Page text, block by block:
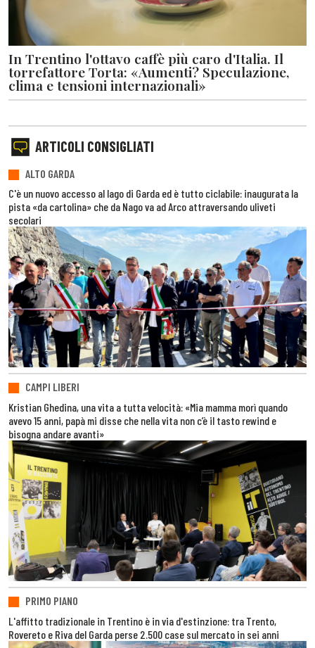
In Trentino l'ottavo caffè più caro d'Italia. Il
torrefattore Torta: «Aumenti? Speculazione,
clima e tensioni internazionali»
ARTICOLI CONSIGLIATI
ALTO GARDA
C'è un nuovo accesso al lago di Garda ed è tutto ciclabile: inaugurata la
pista «da cartolina» che da Nago va ad Arco attraversando uliveti
secolari
CAMPI LIBERI
Kristian Ghedina, una vita a tutta velocità: «Mia mamma morì quando
avevo 15 anni, papà mi disse che nella vita non c’è il tasto rewind e
bisogna andare avanti»
PRIMO PIANO
L'affitto tradizionale in Trentino è in via d'estinzione: tra Trento,
Rovereto e Riva del Garda perse 2.500 case sul mercato in sei anni